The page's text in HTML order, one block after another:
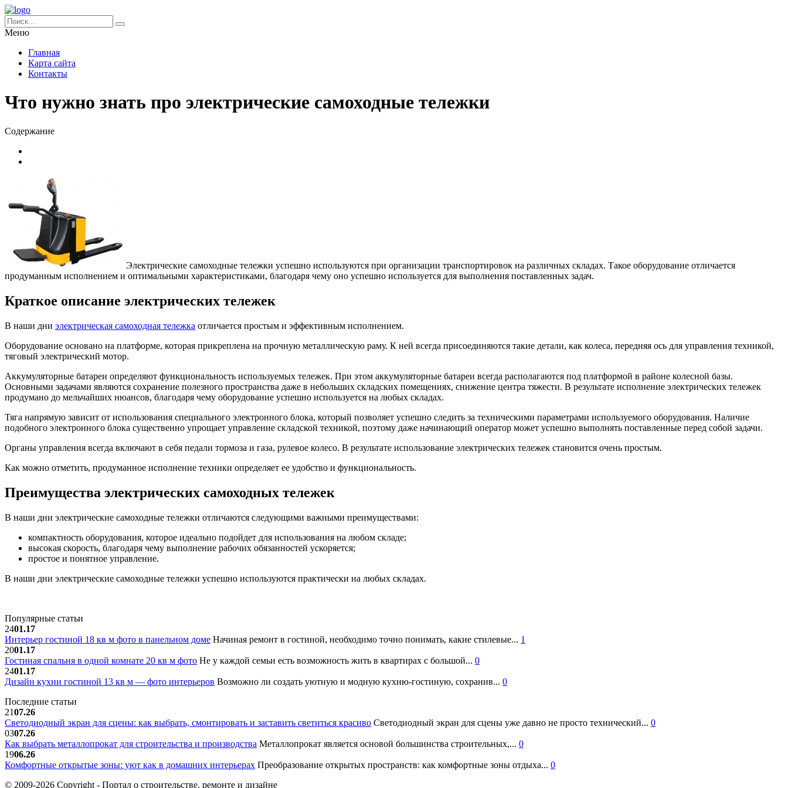
Меню
Главная
Карта сайта
Контакты
Что нужно знать про электрические самоходные тележки
Содержание
Электрические самоходные тележки успешно используются при организации транспортировок на различных складах. Такое оборудование отличается
продуманным исполнением и оптимальными характеристиками, благодаря чему оно успешно используется для выполнения поставленных задач.
Краткое описание электрических тележек
В наши дни электрическая самоходная тележка отличается простым и эффективным исполнением.
Оборудование основано на платформе, которая прикреплена на прочную металлическую раму. К ней всегда присоединяются такие детали, как колеса, передняя ось для управления техникой,
тяговый электрический мотор.
Аккумуляторные батареи определяют функциональность используемых тележек. При этом аккумуляторные батареи всегда располагаются под платформой в районе колесной базы.
Основными задачами являются сохранение полезного пространства даже в небольших складских помещениях, снижение центра тяжести. В результате исполнение электрических тележек
продумано до мельчайших нюансов, благодаря чему оборудование успешно используется на любых складах.
Тяга напрямую зависит от использования специального электронного блока, который позволяет успешно следить за техническими параметрами используемого оборудования. Наличие
подобного электронного блока существенно упрощает управление складской техникой, поэтому даже начинающий оператор может успешно выполнять поставленные перед собой задачи.
Органы управления всегда включают в себя педали тормоза и газа, рулевое колесо. В результате использование электрических тележек становится очень простым.
Как можно отметить, продуманное исполнение техники определяет ее удобство и функциональность.
Преимущества электрических самоходных тележек
В наши дни электрические самоходные тележки отличаются следующими важными преимуществами:
компактность оборудования, которое идеально подойдет для использования на любом складе;
высокая скорость, благодаря чему выполнение рабочих обязанностей ускоряется;
простое и понятное управление.
В наши дни электрические самоходные тележки успешно используются практически на любых складах.
Популярные статьи
2401.17
Интерьер гостиной 18 кв м фото в панельном доме Начиная ремонт в гостиной, необходимо точно понимать, какие стилевые... 1
2001.17
Гостиная спальня в одной комнате 20 кв м фото Не у каждой семьи есть возможность жить в квартирах с большой... 0
2401.17
Дизайн кухни гостиной 13 кв м — фото интерьеров Возможно ли создать уютную и модную кухню-гостиную, сохранив... 0
Последние статьи
2107.26
Светодиодный экран для сцены: как выбрать, смонтировать и заставить светиться красиво Светодиодный экран для сцены уже давно не просто технический... 0
0307.26
Как выбрать металлопрокат для строительства и производства Металлопрокат является основой большинства строительных,... 0
1906.26
Комфортные открытые зоны: уют как в домашних интерьерах Преобразование открытых пространств: как комфортные зоны отдыха... 0
© 2009-2026 Copyright - Портал о строительстве, ремонте и дизайне